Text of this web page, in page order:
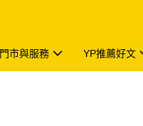
門市與服務 YP推薦好文